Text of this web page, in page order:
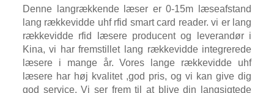
Denne langrækkende læser er 0-15m læseafstand
lang rækkevidde uhf rfid smart card reader. vi er lang
rækkevidde rfid læsere producent og leverandør i
Kina, vi har fremstillet lang rækkevidde integrerede
læsere i mange år. Vores lange rækkevidde uhf
læsere har høj kvalitet ,god pris, og vi kan give dig
god service. Vi ser frem til at blive din langsigtede